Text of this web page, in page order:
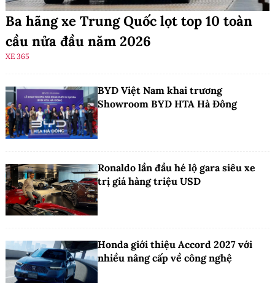
Ba hãng xe Trung Quốc lọt top 10 toàn
cầu nửa đầu năm 2026
XE 365
BYD Việt Nam khai trương
Showroom BYD HTA Hà Đông
Ronaldo lần đầu hé lộ gara siêu xe
trị giá hàng triệu USD
Honda giới thiệu Accord 2027 với
nhiều nâng cấp về công nghệ